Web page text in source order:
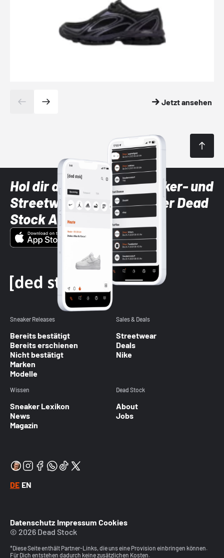
Jetzt ansehen
Hol dir die neuesten Sneaker- und
Streetwear-Brands mit der Dead
Stock App
Sneaker Releases
Bereits bestätigt
Bereits erschienen
Nicht bestätigt
Marken
Modelle
Sales & Deals
Streetwear
Deals
Nike
Wissen
Sneaker Lexikon
News
Magazin
Dead Stock
About
Jobs
DE EN
Datenschutz Impressum Cookies
© 2026 Dead Stock
*Diese Seite enthält Partner-Links, die uns eine Provision einbringen können.
Für Dich entstehen dadurch keine zusätzlichen Kosten.